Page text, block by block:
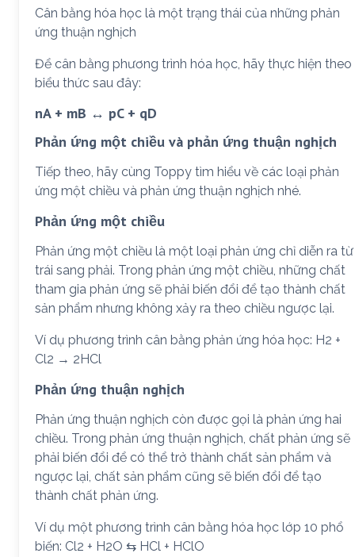
Cân bằng hóa học là một trạng thái của những phản
ứng thuận nghịch
Để cân bằng phương trình hóa học, hãy thực hiện theo
biểu thức sau đây:
nA + mB ↔ pC + qD
Phản ứng một chiều và phản ứng thuận nghịch
Tiếp theo, hãy cùng Toppy tìm hiểu về các loại phản
ứng một chiều và phản ứng thuận nghịch nhé.
Phản ứng một chiều
Phản ứng một chiều là một loại phản ứng chỉ diễn ra từ
trái sang phải. Trong phản ứng một chiều, những chất
tham gia phản ứng sẽ phải biến đổi để tạo thành chất
sản phẩm nhưng không xảy ra theo chiều ngược lại.
Ví dụ phương trình cân bằng phản ứng hóa học: H2 +
Cl2 → 2HCl
Phản ứng thuận nghịch
Phản ứng thuận nghịch còn được gọi là phản ứng hai
chiều. Trong phản ứng thuận nghịch, chất phản ứng sẽ
phải biến đổi để có thể trở thành chất sản phẩm và
ngược lại, chất sản phẩm cũng sẽ biến đổi để tạo
thành chất phản ứng.
Ví dụ một phương trình cân bằng hóa học lớp 10 phổ
biến: Cl2 + H2O ⇆ HCl + HClO